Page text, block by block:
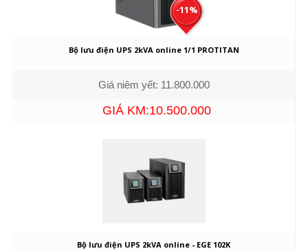
-11%
Bộ lưu điện UPS 2kVA online 1/1 PROTITAN
Giá niêm yết: 11.800.000
GIÁ KM:10.500.000
Bộ lưu điện UPS 2kVA online - EGE 102K